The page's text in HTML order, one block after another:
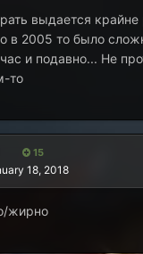
выдается крайне
в 2005 то было
и подавно... Не
то
15
18, 2018
жирно